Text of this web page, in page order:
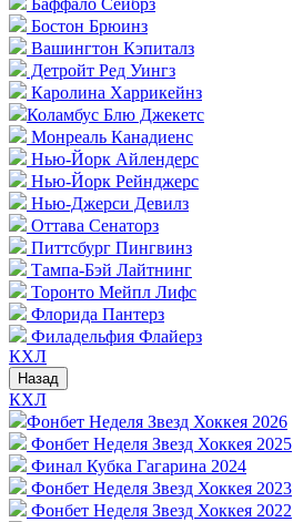
Баффало Сейбрз
Бостон Брюинз
Вашингтон Кэпиталз
Детройт Ред Уингз
Каролина Харрикейнз
Коламбус Блю Джекетс
Монреаль Канадиенс
Нью-Йорк Айлендерс
Нью-Йорк Рейнджерс
Нью-Джерси Девилз
Оттава Сенаторз
Питтсбург Пингвинз
Тампа-Бэй Лайтнинг
Торонто Мейпл Лифс
Флорида Пантерз
Филадельфия Флайерз
КХЛ
Назад
КХЛ
Фонбет Неделя Звезд Хоккея 2026
Фонбет Неделя Звезд Хоккея 2025
Финал Кубка Гагарина 2024
Фонбет Неделя Звезд Хоккея 2023
Фонбет Неделя Звезд Хоккея 2022